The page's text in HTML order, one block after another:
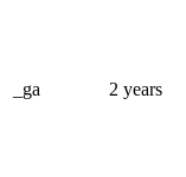
_ga 2 years